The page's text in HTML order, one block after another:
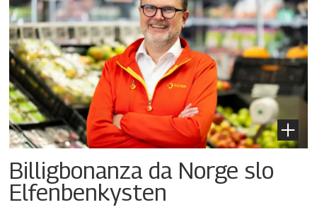
Billigbonanza da Norge slo
Elfenbenkysten